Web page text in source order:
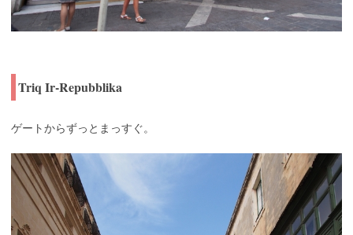
Triq Ir-Repubblika
ゲートからずっとまっすぐ。